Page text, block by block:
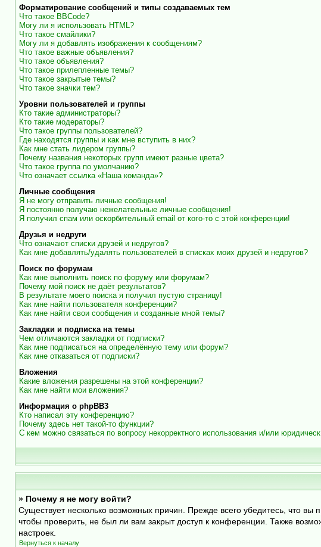
Форматирование сообщений и типы создаваемых тем
Что такое BBCode?
Могу ли я использовать HTML?
Что такое смайлики?
Могу ли я добавлять изображения к сообщениям?
Что такое важные объявления?
Что такое объявления?
Что такое прилепленные темы?
Что такое закрытые темы?
Что такое значки тем?
Уровни пользователей и группы
Кто такие администраторы?
Кто такие модераторы?
Что такое группы пользователей?
Где находятся группы и как мне вступить в них?
Как мне стать лидером группы?
Почему названия некоторых групп имеют разные цвета?
Что такое группа по умолчанию?
Что означает ссылка «Наша команда»?
Личные сообщения
Я не могу отправить личные сообщения!
Я постоянно получаю нежелательные личные сообщения!
Я получил спам или оскорбительный email от кого-то с этой конференции!
Друзья и недруги
Что означают списки друзей и недругов?
Как мне добавлять/удалять пользователей в списках моих друзей и недругов?
Поиск по форумам
Как мне выполнить поиск по форуму или форумам?
Почему мой поиск не даёт результатов?
В результате моего поиска я получил пустую страницу!
Как мне найти пользователя конференции?
Как мне найти свои сообщения и созданные мной темы?
Закладки и подписка на темы
Чем отличаются закладки от подписки?
Как мне подписаться на определённую тему или форум?
Как мне отказаться от подписки?
Вложения
Какие вложения разрешены на этой конференции?
Как мне найти мои вложения?
Информация о phpBB3
Кто написал эту конференцию?
Почему здесь нет такой-то функции?
С кем можно связаться по вопросу некорректного использования и/или
» Почему я не могу войти?
Существует несколько возможных причин. Прежде всего убедитесь, что
чтобы проверить, не был ли вам закрыт доступ к конференции. Также
настроек.
Вернуться к началу